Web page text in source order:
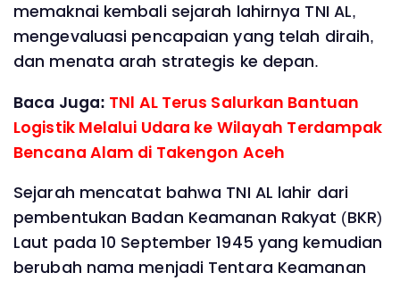
memaknai kembali sejarah lahirnya TNI AL,
mengevaluasi pencapaian yang telah diraih,
dan menata arah strategis ke depan.
Baca Juga: TNl AL Terus Salurkan Bantuan
Logistik Melalui Udara ke Wilayah Terdampak
Bencana Alam di Takengon Aceh
Sejarah mencatat bahwa TNI AL lahir dari
pembentukan Badan Keamanan Rakyat (BKR)
Laut pada 10 September 1945 yang kemudian
berubah nama menjadi Tentara Keamanan